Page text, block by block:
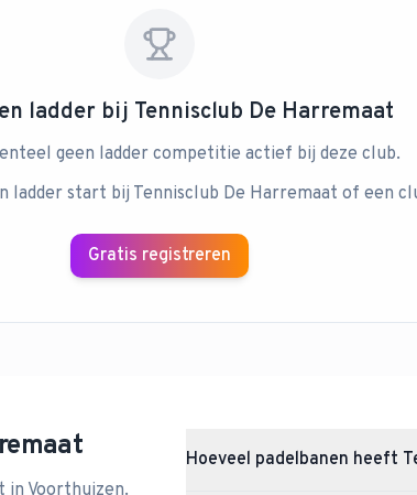
ladder bij Tennisclub De Harremaat
geen ladder competitie actief bij deze club.
ladder start bij Tennisclub De Harremaat of een
Gratis registreren
in Voorthuizen.
Hoeveel padelbanen heeft